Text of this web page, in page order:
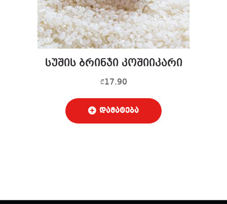
სუშის ბრინჯი კოშიიკარი
₾17.90
დამატება